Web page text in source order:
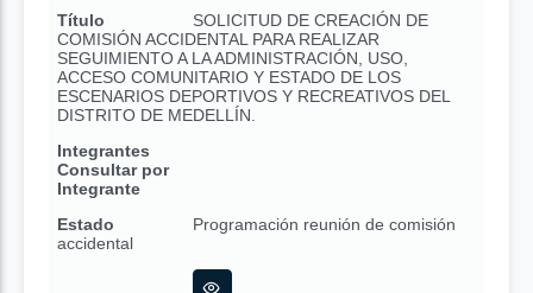
Título
SOLICITUD DE CREACIÓN DE
COMISIÓN ACCIDENTAL PARA REALIZAR
SEGUIMIENTO A LA ADMINISTRACIÓN, USO,
ACCESO COMUNITARIO Y ESTADO DE LOS
ESCENARIOS DEPORTIVOS Y RECREATIVOS DEL
DISTRITO DE MEDELLÍN.
Integrantes
Consultar por
Integrante
Estado
Programación reunión de comisión
accidental